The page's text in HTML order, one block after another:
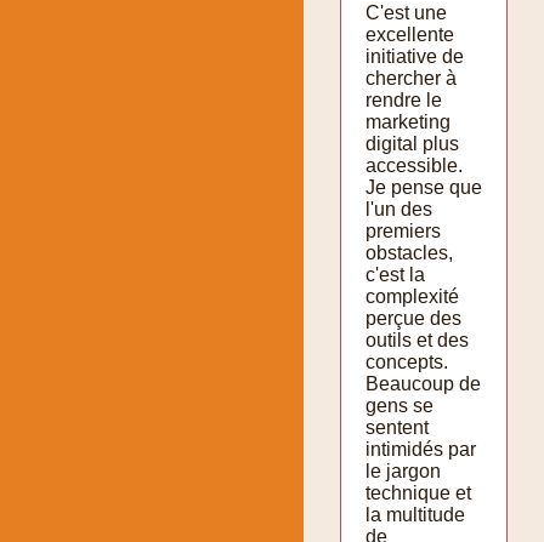
C'est une
excellente
initiative de
chercher à
rendre le
marketing
digital plus
accessible.
Je pense que
l'un des
premiers
obstacles,
c'est la
complexité
perçue des
outils et des
concepts.
Beaucoup de
gens se
sentent
intimidés par
le jargon
technique et
la multitude
de